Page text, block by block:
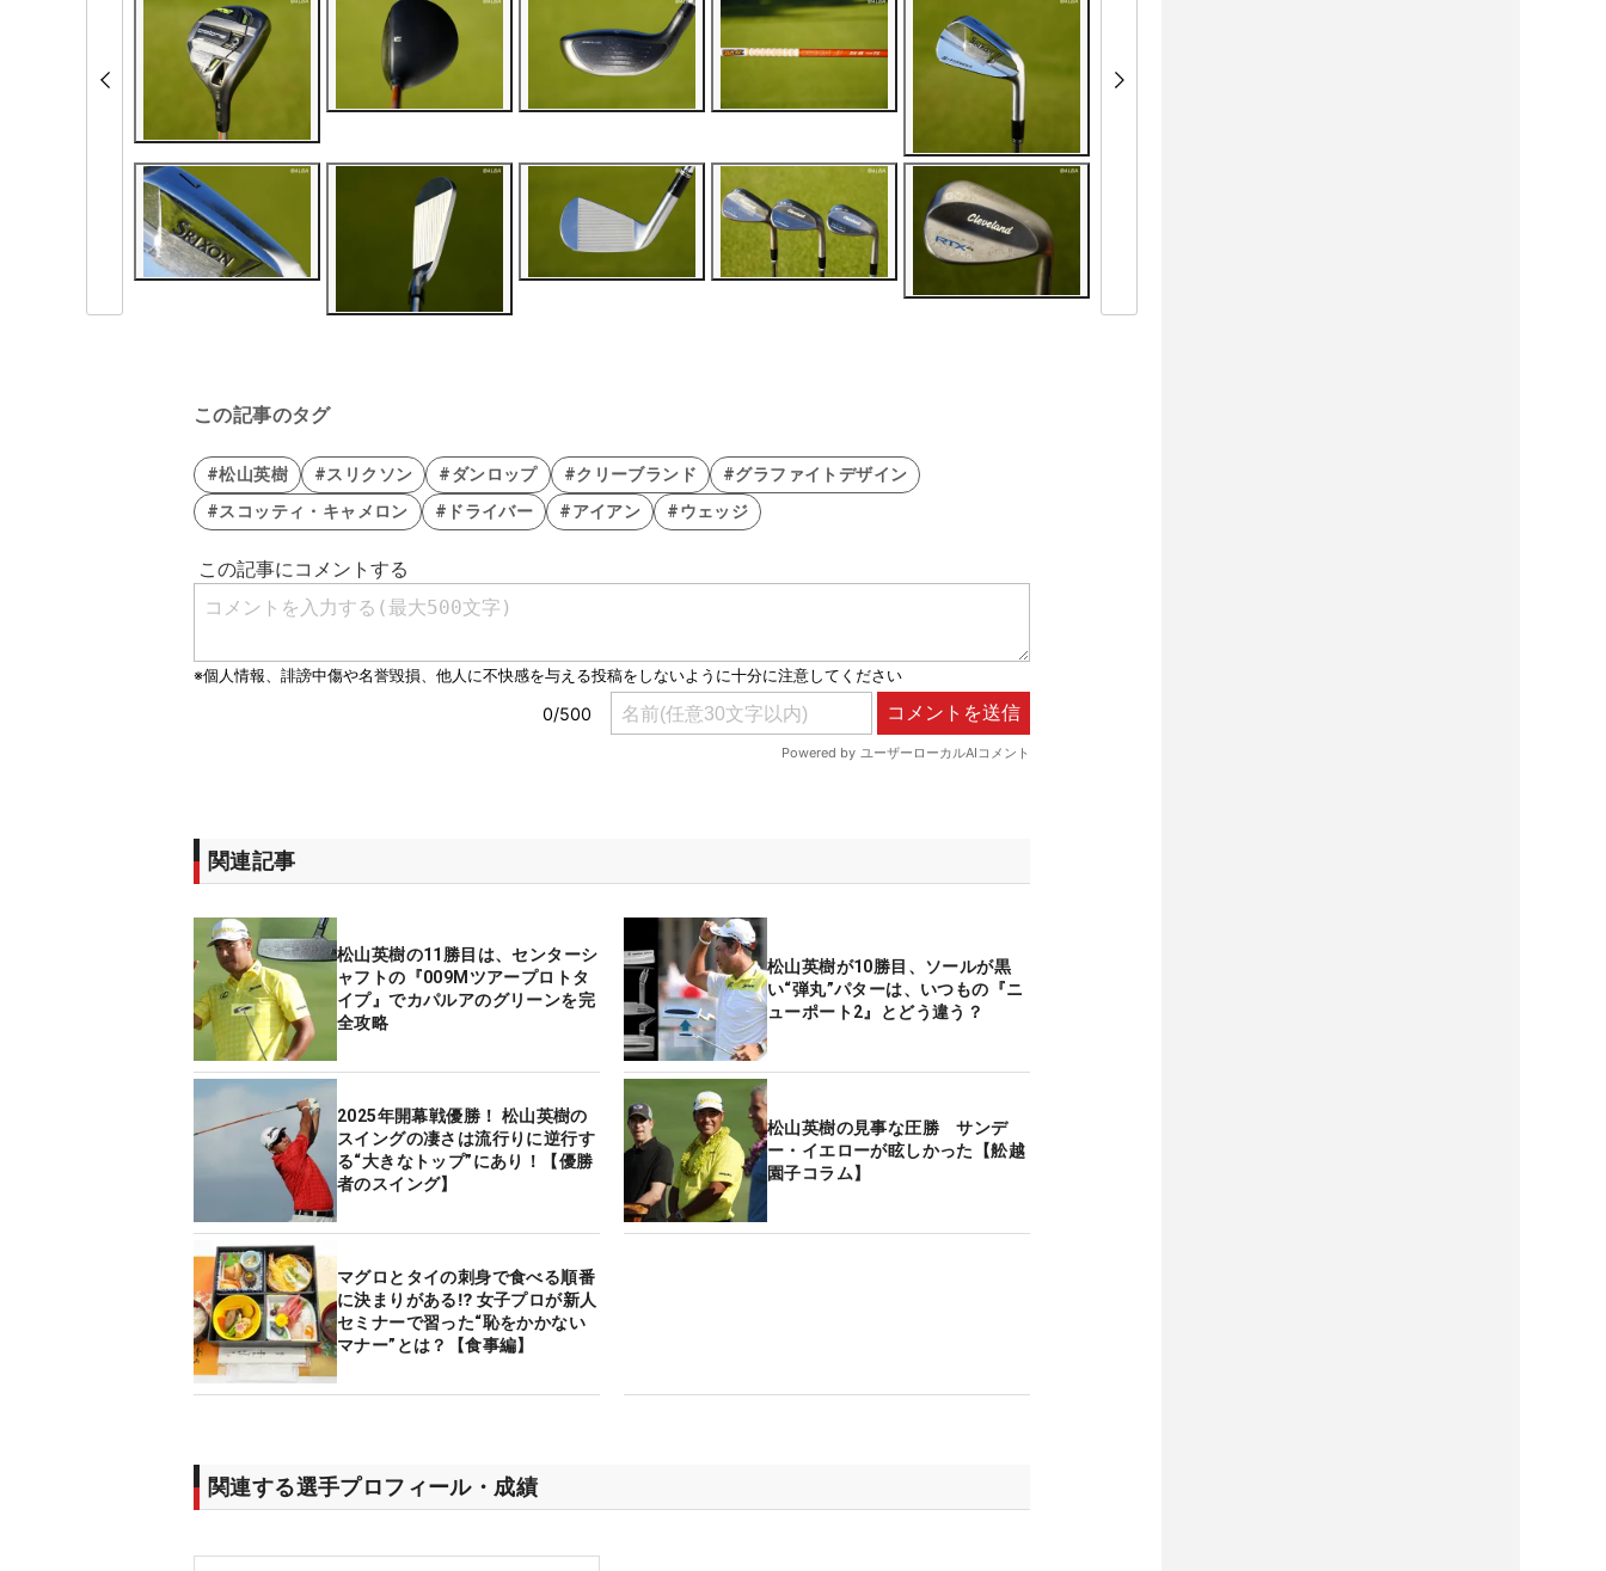
この記事のタグ
#松山英樹 #スリクソン #ダンロップ #クリーブランド
#グラファイトデザイン
#スコッティ・キャメロン
#ドライバー #アイアン #ウェッジ
関連記事
松山英樹の11勝目は、センターシ
ャフトの『009Mツアープロトタ
イプ』でカパルアのグリーンを完
全攻略
松山英樹が10勝目、ソールが黒
い“弾丸”パターは、いつもの『ニ
ューポート2』とどう違う？
2025年開幕戦優勝！ 松山英樹の
スイングの凄さは流行りに逆行す
る“大きなトップ”にあり！【優勝
者のスイング】
松山英樹の見事な圧勝 サンデ
ー・イエローが眩しかった【舩越
園子コラム】
マグロとタイの刺身で食べる順番
に決まりがある⁉ 女子プロが新人
セミナーで習った“恥をかかない
マナー”とは？【食事編】
関連する選手プロフィール・成績